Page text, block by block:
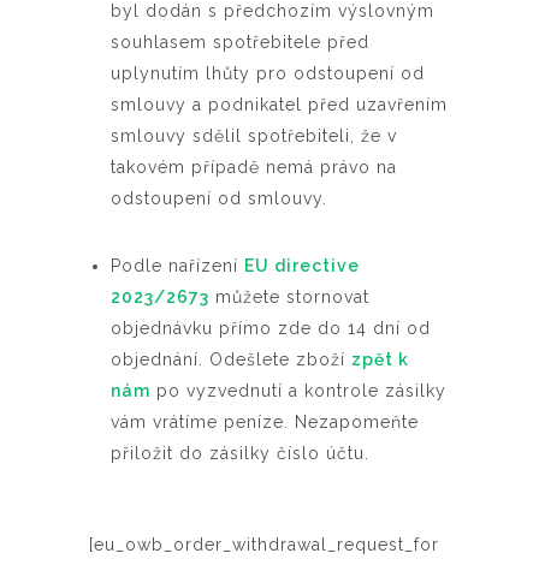
byl dodán s předchozím výslovným
souhlasem spotřebitele před
uplynutím lhůty pro odstoupení od
smlouvy a podnikatel před uzavřením
smlouvy sdělil spotřebiteli, že v
takovém případě nemá právo na
odstoupení od smlouvy.
Podle nařízení EU directive
2023/2673 můžete stornovat
objednávku přímo zde do 14 dní od
objednání. Odešlete zboží zpět k
nám po vyzvednutí a kontrole zásilky
vám vrátíme peníze. Nezapomeňte
přiložit do zásilky číslo účtu.
[eu_owb_order_withdrawal_request_for